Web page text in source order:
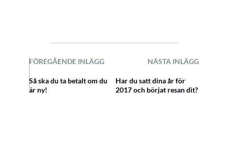
FÖREGÅENDE INLÄGG NÄSTA INLÄGG
Så ska du ta betalt om du
är ny!
Har du satt dina år för
2017 och börjat resan dit?